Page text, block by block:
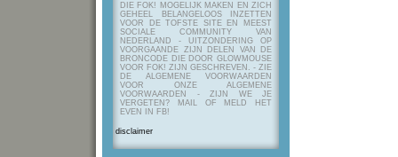
DIE FOK! MOGELIJK MAKEN EN ZICH
GEHEEL BELANGELOOS INZETTEN
VOOR DE TOFSTE SITE EN MEEST
SOCIALE COMMUNITY VAN
NEDERLAND - UITZONDERING OP
VOORGAANDE ZIJN DELEN VAN DE
BRONCODE DIE DOOR GLOWMOUSE
VOOR FOK! ZIJN GESCHREVEN. - ZIE
DE ALGEMENE VOORWAARDEN
VOOR ONZE ALGEMENE
VOORWAARDEN - ZIJN WE JE
VERGETEN? MAIL OF MELD HET
EVEN IN FB!
disclaimer